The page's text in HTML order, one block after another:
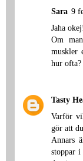
Sara 9
Jaha
Om
muskler
hur ofta?
Tasty
Varför
gör att
Annars
stoppar